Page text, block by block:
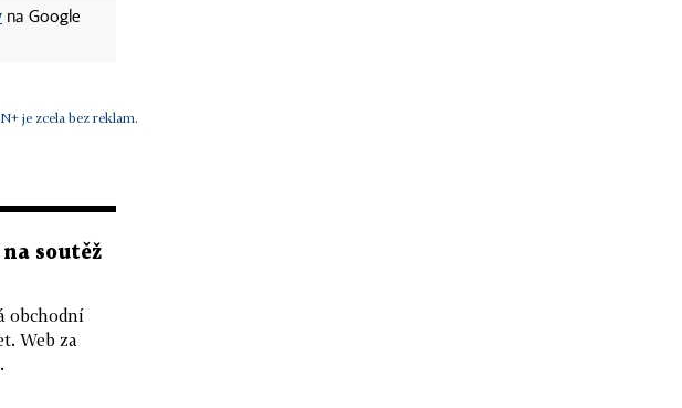
na Google
je zcela bez reklam.
soutěž
obchodní
Web za